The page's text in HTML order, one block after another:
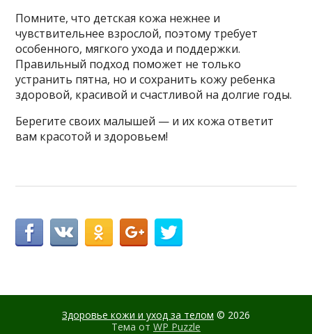
Помните, что детская кожа нежнее и
чувствительнее взрослой, поэтому требует
особенного, мягкого ухода и поддержки.
Правильный подход поможет не только
устранить пятна, но и сохранить кожу ребенка
здоровой, красивой и счастливой на долгие годы.
Берегите своих малышей — и их кожа ответит
вам красотой и здоровьем!
Здоровье кожи и уход за телом © 2026
Тема от WP Puzzle